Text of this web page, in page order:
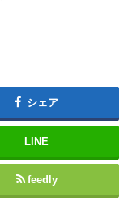
シェア
LINE
feedly